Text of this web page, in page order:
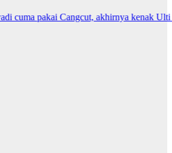
pakai Cangcut, akhirnya kenak Ulti KDM